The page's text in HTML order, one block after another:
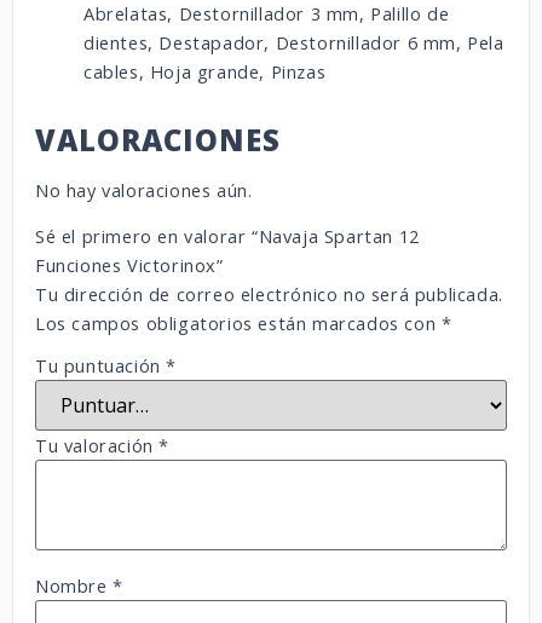
Abrelatas, Destornillador 3 mm, Palillo de
dientes, Destapador, Destornillador 6 mm, Pela
cables, Hoja grande, Pinzas
VALORACIONES
No hay valoraciones aún.
Sé el primero en valorar “Navaja Spartan 12
Funciones Victorinox”
Tu dirección de correo electrónico no será publicada.
Los campos obligatorios están marcados con *
Tu puntuación*
Tu valoración*
Nombre*